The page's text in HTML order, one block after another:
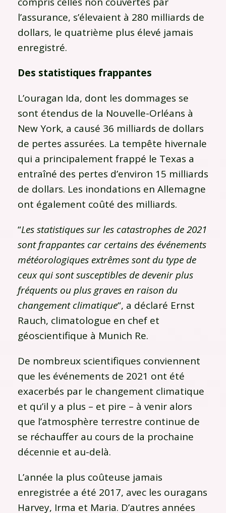
l’assurance, s’élevaient à 280 milliards de
dollars, le quatrième plus élevé jamais
enregistré.
Des statistiques frappantes
L’ouragan Ida, dont les dommages se
sont étendus de la Nouvelle-Orléans à
New York, a causé 36 milliards de dollars
de pertes assurées. La tempête hivernale
qui a principalement frappé le Texas a
entraîné des pertes d’environ 15 milliards
de dollars. Les inondations en Allemagne
ont également coûté des milliards.
“Les statistiques sur les catastrophes de 2021
sont frappantes car certains des événements
météorologiques extrêmes sont du type de
ceux qui sont susceptibles de devenir plus
fréquents ou plus graves en raison du
changement climatique“, a déclaré Ernst
Rauch, climatologue en chef et
géoscientifique à Munich Re.
De nombreux scientifiques conviennent
que les événements de 2021 ont été
exacerbés par le changement climatique
et qu’il y a plus – et pire – à venir alors
que l’atmosphère terrestre continue de
se réchauffer au cours de la prochaine
décennie et au-delà.
L’année la plus coûteuse jamais
enregistrée a été 2017, avec les ouragans
Harvey, Irma et Maria. D’autres années